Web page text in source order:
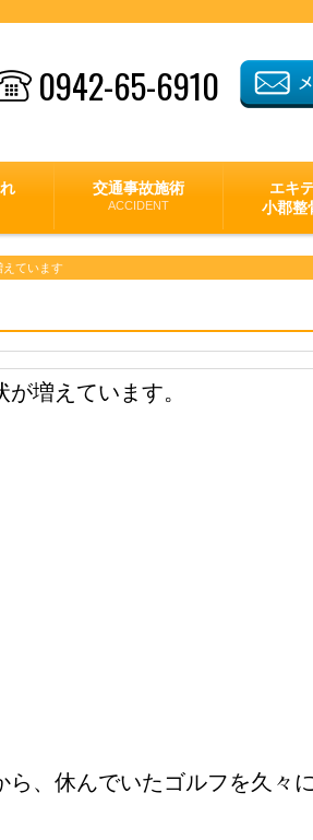
0942-65-6910
交通事故施術
ACCIDENT
エキ
小郡整
ています
増えています。
、休んでいたゴルフを久々